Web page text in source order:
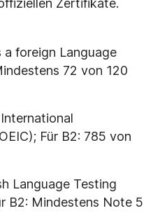
Zertifikate.
a foreign Language
72 von 120
Für B2: 785 von
Language Testing
B2: Mindestens Note 5